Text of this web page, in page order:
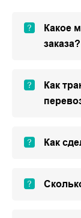
Какое
заказа?
Как
Как